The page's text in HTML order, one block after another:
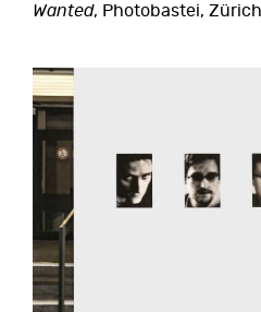
Wanted, Photobastei,